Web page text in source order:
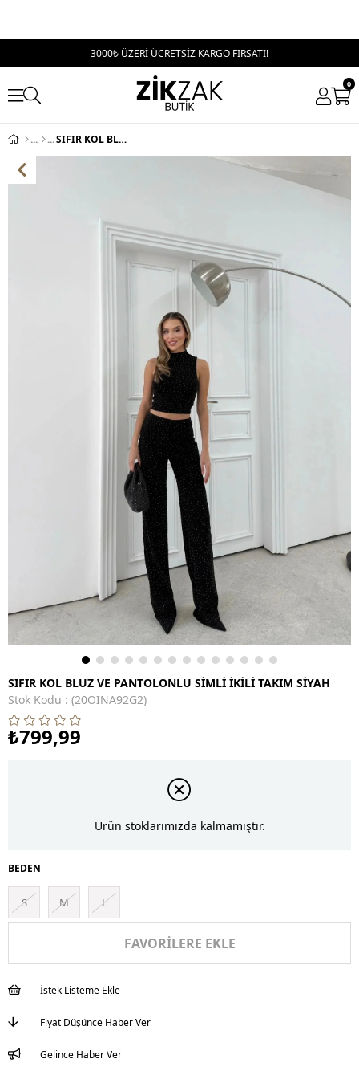
3000₺ ÜZERİ ÜCRETSİZ KARGO FIRSATI!
0
SIFIR KOL BLUZ VE PANTOLONLU SİMLİ İKİLİ TAKIM SİYAH
SIFIR KOL BLUZ VE PANTOLONLU SİMLİ İKİLİ TAKIM SİYAH
Stok Kodu
(20OINA92G2)
₺799,99
Ürün stoklarımızda kalmamıştır.
BEDEN
S M L
FAVORILERE EKLE
İstek Listeme Ekle
Fiyat Düşünce Haber Ver
Gelince Haber Ver